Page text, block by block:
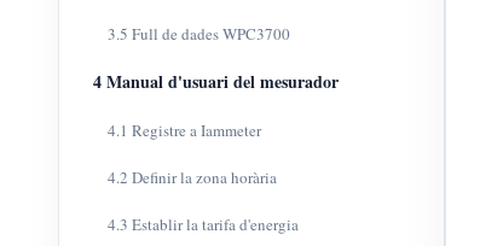
3.5 Full de dades WPC3700
4 Manual d'usuari del mesurador
4.1 Registre a Iammeter
4.2 Definir la zona horària
4.3 Establir la tarifa d'energia